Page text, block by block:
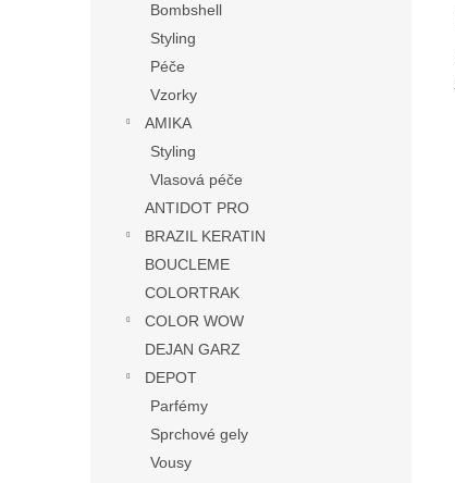
Bombshell
Styling
Péče
Vzorky
AMIKA
Styling
Vlasová péče
ANTIDOT PRO
BRAZIL KERATIN
BOUCLEME
COLORTRAK
COLOR WOW
DEJAN GARZ
DEPOT
Parfémy
Sprchové gely
Vousy